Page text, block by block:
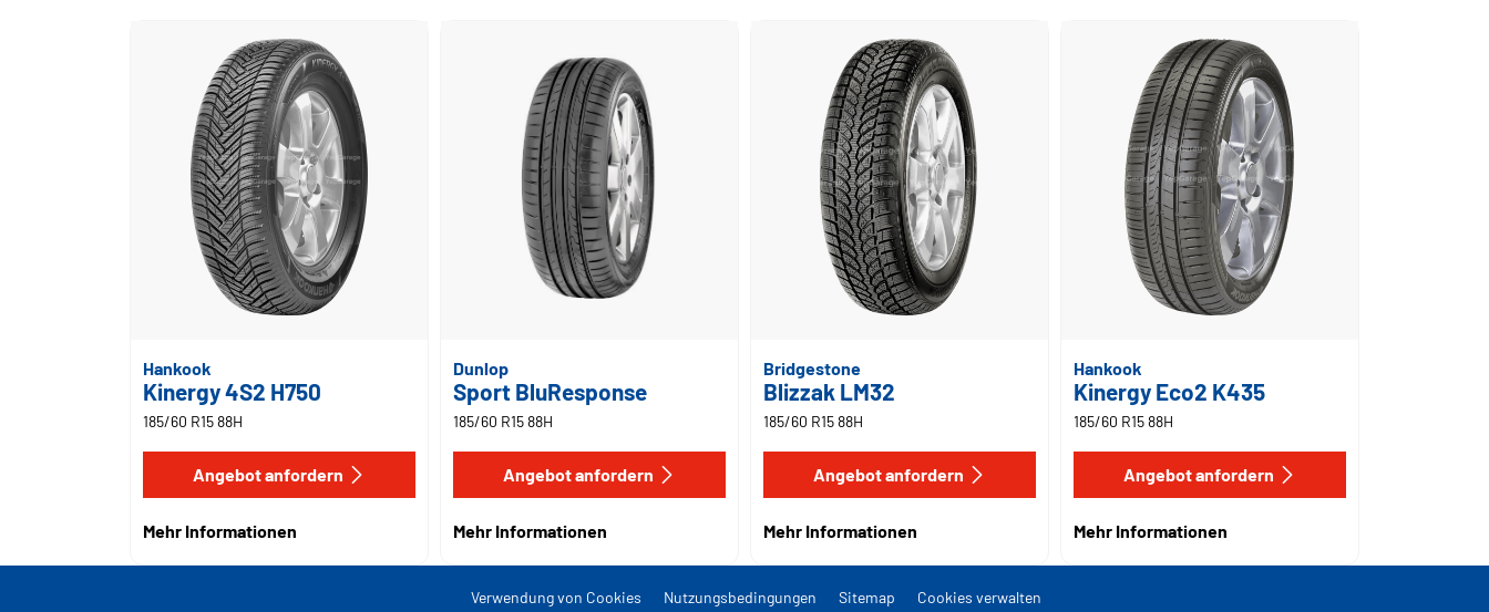
Hankook
Kinergy 4S2 H750
185/60 R15 88H
Angebot anfordern
Mehr Informationen
Dunlop
Sport BluResponse
185/60 R15 88H
Angebot anfordern
Mehr Informationen
Bridgestone
Blizzak LM32
185/60 R15 88H
Angebot anfordern
Mehr Informationen
Hankook
Kinergy Eco2 K435
185/60 R15 88H
Angebot anfordern
Mehr Informationen
Verwendung von Cookies Nutzungsbedingungen Sitemap Cookies verwalten